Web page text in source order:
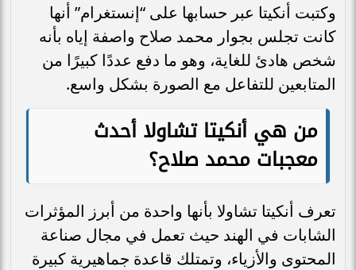
وكتبت أنكيتا عبر حسابها على “إنستغرام” أنها
كانت تجلس بجوار محمد صلاح واصفة إياه بأنه
شخص هادئ للغاية، وهو ما دفع عددًا كبيرًا من
المتابعين للتفاعل مع الصورة بشكل واسع.
من هي أنكيتا تشاولا أحدث
معجبات محمد صلاح؟
تعرف أنكيتا تشاولا بأنها واحدة من أبرز المؤثرات
الشابات في الهند حيث تعمل في مجال صناعة
المحتوى والأزياء، وتمتلك قاعدة جماهيرية كبيرة